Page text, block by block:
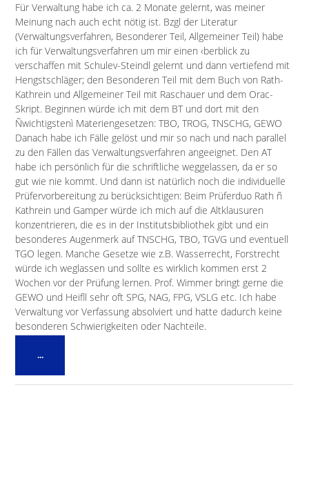
Für Verwaltung habe ich ca. 2 Monate gelernt, was meiner
Meinung nach auch echt nötig ist. Bzgl der Literatur
(Verwaltungsverfahren, Besonderer Teil, Allgemeiner Teil) habe
ich für Verwaltungsverfahren um mir einen ‹berblick zu
verschaffen mit Schulev-Steindl gelernt und dann vertiefend mit
Hengstschläger; den Besonderen Teil mit dem Buch von Rath-
Kathrein und Allgemeiner Teil mit Raschauer und dem Orac-
Skript. Beginnen würde ich mit dem BT und dort mit den
Ñwichtigstenì Materiengesetzen: TBO, TROG, TNSCHG, GEWO
Danach habe ich Fälle gelöst und mir so nach und nach parallel
zu den Fällen das Verwaltungsverfahren angeeignet. Den AT
habe ich persönlich für die schriftliche weggelassen, da er so
gut wie nie kommt. Und dann ist natürlich noch die individuelle
Prüfervorbereitung zu berücksichtigen: Beim Prüferduo Rath ñ
Kathrein und Gamper würde ich mich auf die Altklausuren
konzentrieren, die es in der Institutsbibliothek gibt und ein
besonderes Augenmerk auf TNSCHG, TBO, TGVG und eventuell
TGO legen. Manche Gesetze wie z.B. Wasserrecht, Forstrecht
würde ich weglassen und sollte es wirklich kommen erst 2
Wochen vor der Prüfung lernen. Prof. Wimmer bringt gerne die
GEWO und Heiﬂl sehr oft SPG, NAG, FPG, VSLG etc. Ich habe
Verwaltung vor Verfassung absolviert und hatte dadurch keine
besonderen Schwierigkeiten oder Nachteile.
...Diese
ein-/ausblenden.